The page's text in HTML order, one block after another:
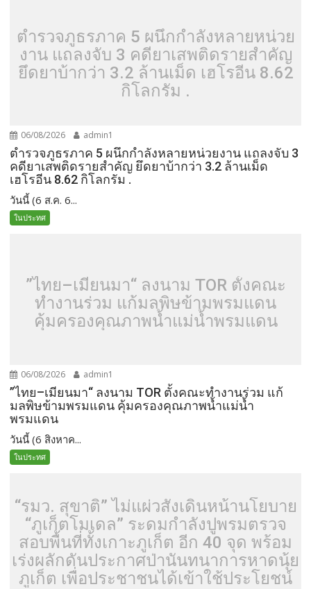
ตำรวจภูธรภาค 5 ผนึกกำลังหลายหน่วย
งาน แถลงจับ 3 คดียาเสพติดรายสำคัญ
ยึดยาบ้ากว่า 3.2 ล้านเม็ด เฮโรอีน 8.62
กิโลกรัม .
06/08/2026 admin1
ตำรวจภูธรภาค 5 ผนึกกำลังหลายหน่วยงาน แถลงจับ 3
คดียาเสพติดรายสำคัญ ยึดยาบ้ากว่า 3.2 ล้านเม็ด
เฮโรอีน 8.62 กิโลกรัม .
วันนี้ (6 ส.ค. 6...
ในประทศ
”ไทย–เมียนมา“ ลงนาม TOR ตั้งคณะ
ทำงานร่วม แก้มลพิษข้ามพรมแดน
คุ้มครองคุณภาพน้ำแม่น้ำพรมแดน
06/08/2026 admin1
”ไทย–เมียนมา“ ลงนาม TOR ตั้งคณะทำงานร่วม แก้
มลพิษข้ามพรมแดน คุ้มครองคุณภาพน้ำแม่น้ำ
พรมแดน
วันนี้ (6 สิงหาค...
ในประทศ
“รมว. สุขาติ” ไม่แผ่วสั่งเดินหน้านโยบาย
“ภูเก็ตโมเดล” ระดมกำลังปูพรมตรวจ
สอบพื้นที่ทั้งเกาะภูเก็ต อีก 40 จุด พร้อม
เร่งผลักดันประกาศป่านันทนาการหาดนุ้ย
ภูเก็ต เพื่อประชาชนได้เข้าใช้ประโยชน์